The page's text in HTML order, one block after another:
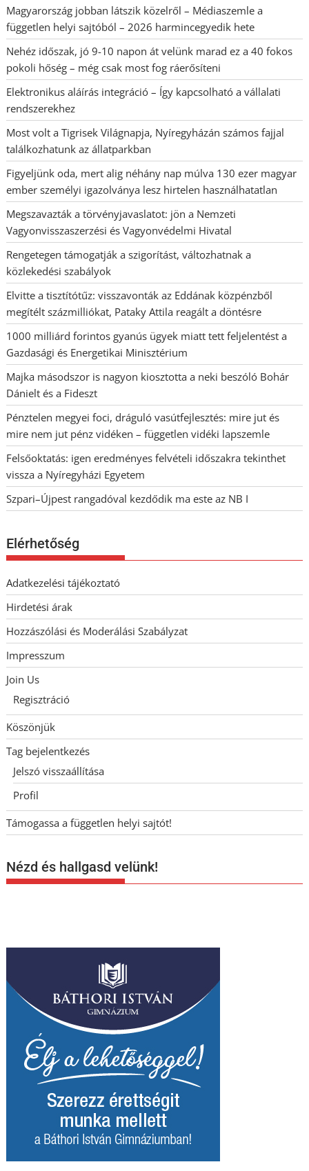
Magyarország jobban látszik közelről – Médiaszemle a
független helyi sajtóból – 2026 harmincegyedik hete
Nehéz időszak, jó 9-10 napon át velünk marad ez a 40 fokos
pokoli hőség – még csak most fog ráerősíteni
Elektronikus aláírás integráció – Így kapcsolható a vállalati
rendszerekhez
Most volt a Tigrisek Világnapja, Nyíregyházán számos fajjal
találkozhatunk az állatparkban
Figyeljünk oda, mert alig néhány nap múlva 130 ezer magyar
ember személyi igazolványa lesz hirtelen használhatatlan
Megszavazták a törvényjavaslatot: jön a Nemzeti
Vagyonvisszaszerzési és Vagyonvédelmi Hivatal
Rengetegen támogatják a szigorítást, változhatnak a
közlekedési szabályok
Elvitte a tisztítótűz: visszavonták az Eddának közpénzből
megítélt százmilliókat, Pataky Attila reagált a döntésre
1000 milliárd forintos gyanús ügyek miatt tett feljelentést a
Gazdasági és Energetikai Minisztérium
Majka másodszor is nagyon kiosztotta a neki beszóló Bohár
Dánielt és a Fideszt
Pénztelen megyei foci, dráguló vasútfejlesztés: mire jut és
mire nem jut pénz vidéken – független vidéki lapszemle
Felsőoktatás: igen eredményes felvételi időszakra tekinthet
vissza a Nyíregyházi Egyetem
Szpari–Újpest rangadóval kezdődik ma este az NB I
Elérhetőség
Adatkezelési tájékoztató
Hirdetési árak
Hozzászólási és Moderálási Szabályzat
Impresszum
Join Us
Regisztráció
Köszönjük
Tag bejelentkezés
Jelszó visszaállítása
Profil
Támogassa a független helyi sajtót!
Nézd és hallgasd velünk!